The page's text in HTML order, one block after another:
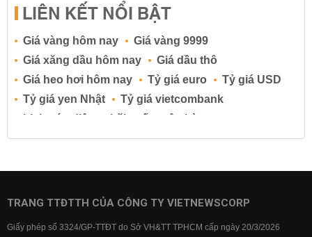
LIÊN KẾT NỔI BẬT
Giá vàng hôm nay
Giá vàng 9999
Giá xăng dầu hôm nay
Giá dầu thô
Giá heo hơi hôm nay
Tỷ giá euro
Tỷ giá USD
Tỷ giá yen Nhật
Tỷ giá vietcombank
Lịch cúp điện
Lãi suất ngân hàng
Lãi suất tiết kiệm
Lãi suất tiền gửi
Lãi suất ngân hàng BIDV
TRANG TTĐTTH CỦA CÔNG TY VIETNEWSCORP
Giấy phép số 3324/GP-TTĐT do Sở VH&TT TPHCM cấp ngày 20/3/2026